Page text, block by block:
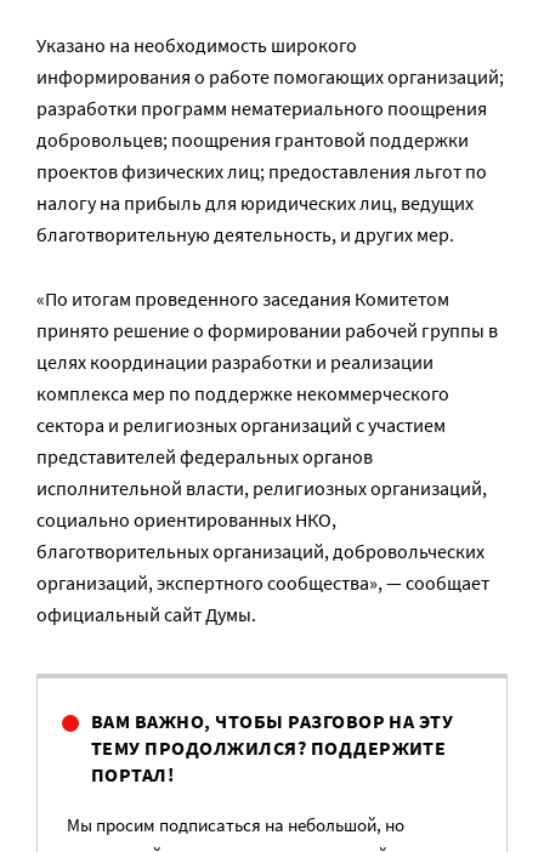
Указано на необходимость широкого
информирования о работе помогающих организаций;
разработки программ нематериального поощрения
добровольцев; поощрения грантовой поддержки
проектов физических лиц; предоставления льгот по
налогу на прибыль для юридических лиц, ведущих
благотворительную деятельность, и других мер.
«По итогам проведенного заседания Комитетом
принято решение о формировании рабочей группы в
целях координации разработки и реализации
комплекса мер по поддержке некоммерческого
сектора и религиозных организаций с участием
представителей федеральных органов
исполнительной власти, религиозных организаций,
социально ориентированных НКО,
благотворительных организаций, добровольческих
организаций, экспертного сообщества», — сообщает
официальный сайт Думы.
ВАМ ВАЖНО, ЧТОБЫ РАЗГОВОР НА ЭТУ
ТЕМУ ПРОДОЛЖИЛСЯ? ПОДДЕРЖИТЕ
ПОРТАЛ!
Мы просим подписаться на небольшой, но